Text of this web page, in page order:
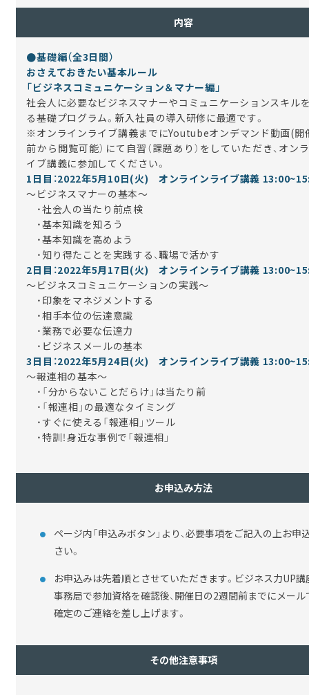
内容
●基礎編（全3日間）
おさえておきたい基本ルール
「ビジネスコミュニケーション＆マナー編」
社会人に必要なビジネスマナーやコミュニケーションスキル
る基礎プログラム。新入社員の導入研修に最適です。
※オンラインライブ講義までにYoutubeオンデマンド動画(開
前から閲覧可能）にて自習（課題あり）をしていただき、オン
イブ講義に参加してください。
1日目：2022年5月10日(火)オンラインライブ講義
～ビジネスマナーの基本～
・社会人の当たり前点検
・基本知識を知ろう
・基本知識を高めよう
・知り得たことを実践する、職場で活かす
2日目：2022年5月17日(火) オンラインライブ講義
～ビジネスコミュニケーションの実践～
・印象をマネジメントする
・相手本位の伝達意識
・業務で必要な伝達力
・ビジネスメールの基本
3日目：2022年5月24日(火) オンラインライブ講義
～報連相の基本～
・「分からないことだらけ」は当たり前
・「報連相」の最適なタイミング
・すぐに使える「報連相」ツール
・特訓！身近な事例で「報連相」
お申込み方法
ページ内「申込みボタン」より、必要事項をご記入の上お申
さい。
お申込みは先着順とさせていただきます。ビジネス力UP
事務局で参加資格を確認後、開催日の2週間前までにメー
確定のご連絡を差し上げます。
その他注意事項